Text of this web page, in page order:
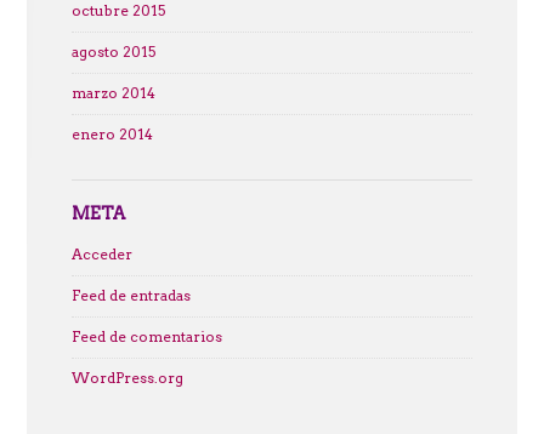
octubre 2015
agosto 2015
marzo 2014
enero 2014
META
Acceder
Feed de entradas
Feed de comentarios
WordPress.org